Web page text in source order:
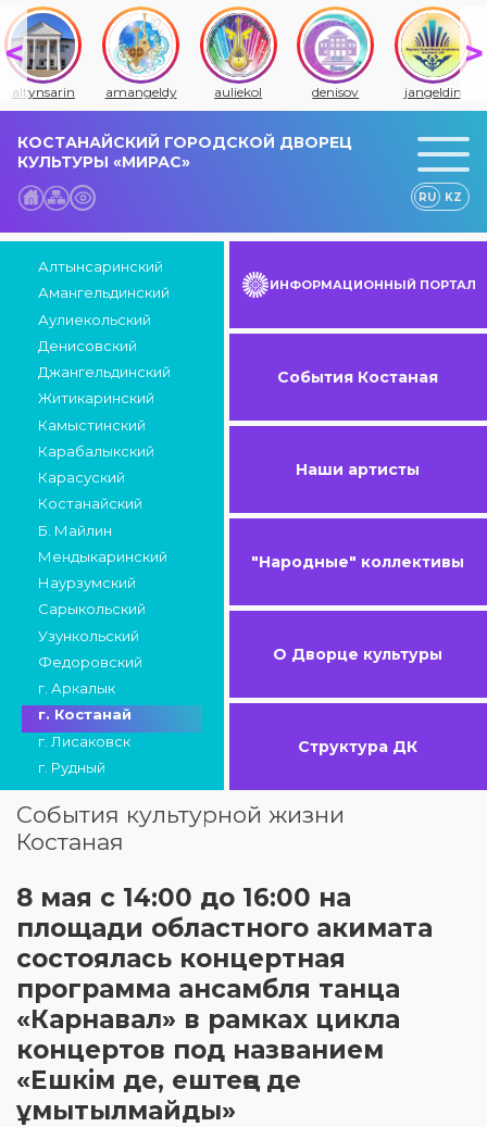
altynsarin amangeldy auliekol denisov jangeldin
КОСТАНАЙСКИЙ ГОРОДСКОЙ ДВОРЕЦ
КУЛЬТУРЫ «МИРАС»
RU KZ
Алтынсаринский
Амангельдинский
Аулиекольский
Денисовский
Джангельдинский
Житикаринский
Камыстинский
Карабалыкский
Карасуский
Костанайский
Б. Майлин
Мендыкаринский
Наурзумский
Сарыкольский
Узункольский
Федоровский
г. Аркалык
г. Костанай
г. Лисаковск
г. Рудный
ИНФОРМАЦИОННЫЙ ПОРТАЛ
События Костаная
Наши артисты
"Народные" коллективы
О Дворце культуры
Структура ДК
События культурной жизни
Костаная
8 мая с 14:00 до 16:00 на
площади областного акимата
состоялась концертная
программа ансамбля танца
«Карнавал» в рамках цикла
концертов под названием
«Ешкім де, ештеңе де
ұмытылмайды»